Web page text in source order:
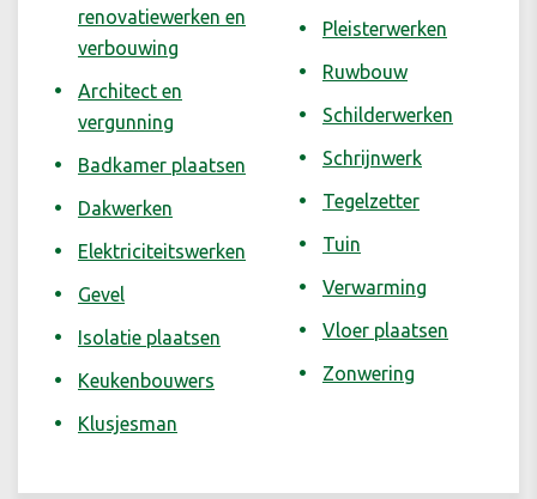
renovatiewerken en
verbouwing
Architect en
vergunning
Badkamer plaatsen
Dakwerken
Elektriciteitswerken
Gevel
Isolatie plaatsen
Keukenbouwers
Klusjesman
Pleisterwerken
Ruwbouw
Schilderwerken
Schrijnwerk
Tegelzetter
Tuin
Verwarming
Vloer plaatsen
Zonwering